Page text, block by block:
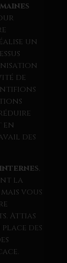
un
de
des
,
la
vous
Attias
des